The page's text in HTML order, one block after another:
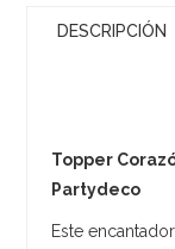
DESCRIPCIÓN
Topper
Partydeco
Este